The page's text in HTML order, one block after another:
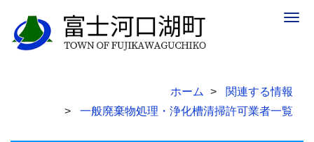
ホーム
関連する情報
一般廃棄物処理・浄化槽清掃許可業者一覧